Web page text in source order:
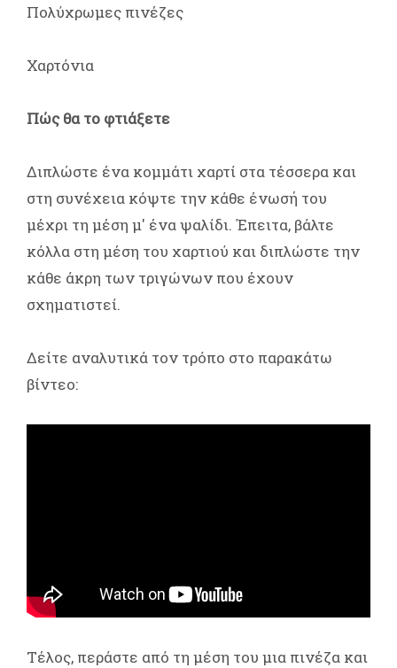
Πολύχρωμες πινέζες
Χαρτόνια
Πώς θα το φτιάξετε
Διπλώστε ένα κομμάτι χαρτί στα τέσσερα και
στη συνέχεια κόψτε την κάθε ένωσή του
μέχρι τη μέση μ' ένα ψαλίδι. Έπειτα, βάλτε
κόλλα στη μέση του χαρτιού και διπλώστε την
κάθε άκρη των τριγώνων που έχουν
σχηματιστεί.
Δείτε αναλυτικά τον τρόπο στο παρακάτω
βίντεο:
Τέλος, περάστε από τη μέση του μια πινέζα και